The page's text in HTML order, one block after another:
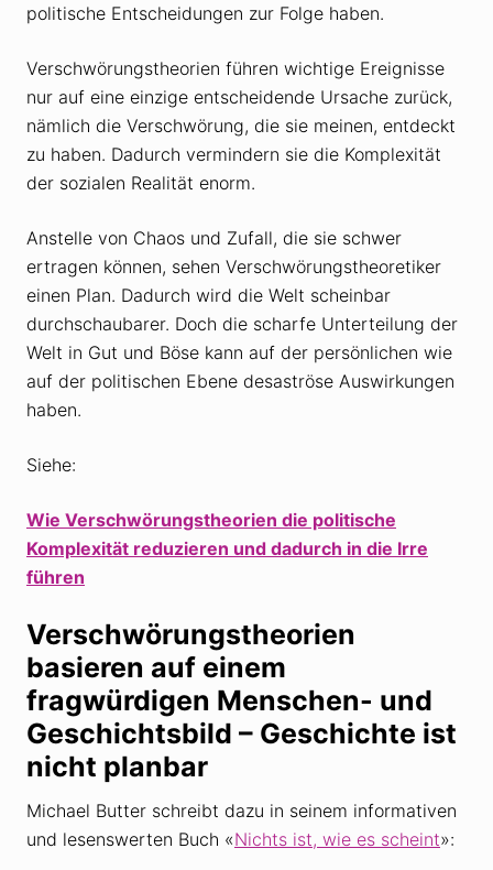
politische Entscheidungen zur Folge haben.
Verschwörungstheorien führen wichtige Ereignisse
nur auf eine einzige entscheidende Ursache zurück,
nämlich die Verschwörung, die sie meinen, entdeckt
zu haben. Dadurch vermindern sie die Komplexität
der sozialen Realität enorm.
Anstelle von Chaos und Zufall, die sie schwer
ertragen können, sehen Verschwörungstheoretiker
einen Plan. Dadurch wird die Welt scheinbar
durchschaubarer. Doch die scharfe Unterteilung der
Welt in Gut und Böse kann auf der persönlichen wie
auf der politischen Ebene desaströse Auswirkungen
haben.
Siehe:
Wie Verschwörungstheorien die politische
Komplexität reduzieren und dadurch in die Irre
führen
Verschwörungstheorien
basieren auf einem
fragwürdigen Menschen- und
Geschichtsbild – Geschichte ist
nicht planbar
Michael Butter schreibt dazu in seinem informativen
und lesenswerten Buch «Nichts ist, wie es scheint»: